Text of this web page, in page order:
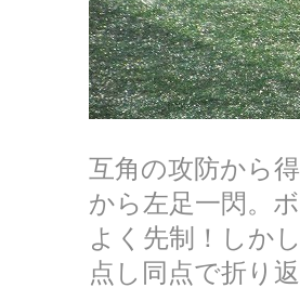
互角の攻防から
から左足一閃。
よく先制！しか
点し同点で折り